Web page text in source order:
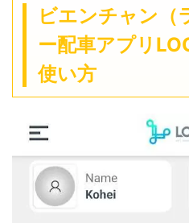
ビエンチャン（
ー配車アプリ
使い方